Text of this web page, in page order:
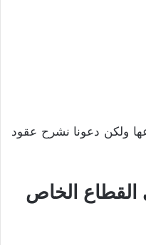
ولكن دعونا نشرح عقود
القطاع الخاص